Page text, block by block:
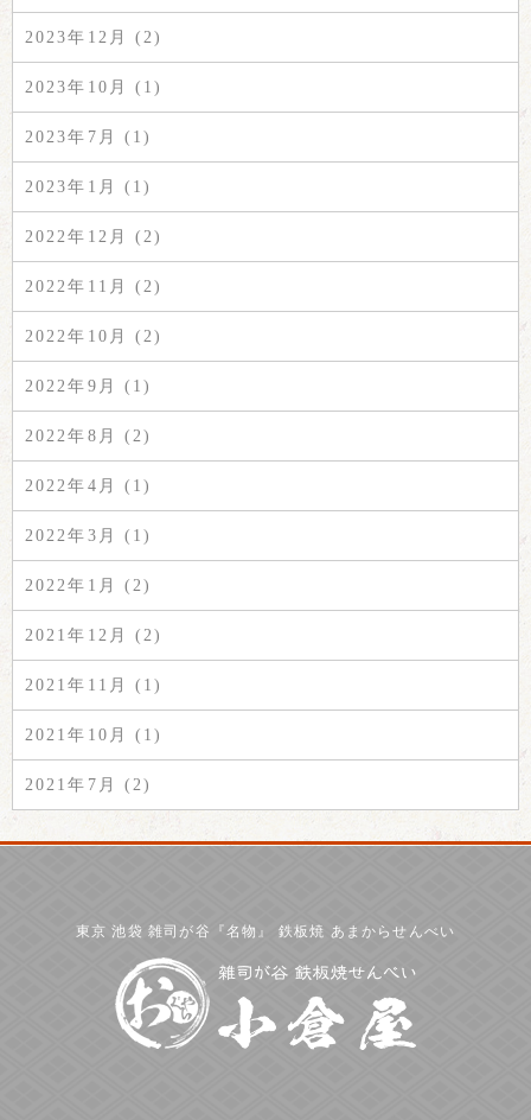
2023年12月 (2)
2023年10月 (1)
2023年7月 (1)
2023年1月 (1)
2022年12月 (2)
2022年11月 (2)
2022年10月 (2)
2022年9月 (1)
2022年8月 (2)
2022年4月 (1)
2022年3月 (1)
2022年1月 (2)
2021年12月 (2)
2021年11月 (1)
2021年10月 (1)
2021年7月 (2)
東京 池袋 雑司が谷『名物』 鉄板焼 あまからせんべい